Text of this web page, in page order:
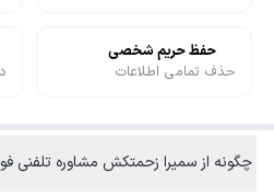
حفظ حریم شخصی
حذف تمامی اطلاعات
چگونه از سمیرا زحمتکش مشاوره تلفنی